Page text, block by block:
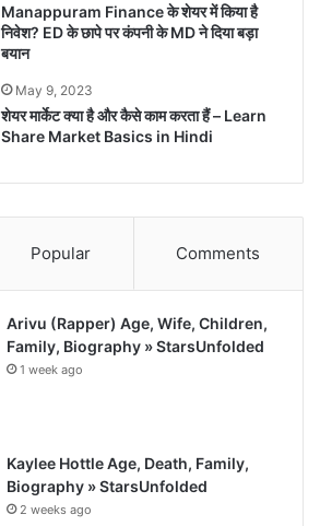
Manappuram Finance के शेयर में किया है
निवेश? ED के छापे पर कंपनी के MD ने दिया बड़ा
बयान
May 9, 2023
शेयर मार्केट क्या है और कैसे काम करता हैं – Learn
Share Market Basics in Hindi
Popular Comments
Arivu (Rapper) Age, Wife, Children,
Family, Biography » StarsUnfolded
1 week ago
Kaylee Hottle Age, Death, Family,
Biography » StarsUnfolded
2 weeks ago